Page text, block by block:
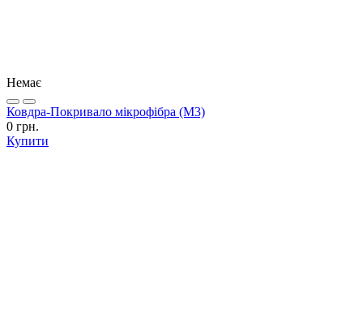
Немає
Ковдра-Покривало мікрофібра (М3)
0 грн.
Купити